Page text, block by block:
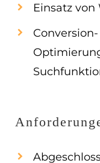
Einsatz von